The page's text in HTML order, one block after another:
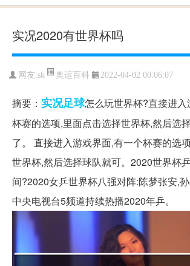
实况2020有世界杯吗
网友:sk 奥运百科 2022-04-02 00:06:07
摘要： 实况足球怎么玩世界杯?直接进
杯赛的选项,里面点击选择世界杯,然后选
了。 直接进入游戏界面,有一个杯赛的选
世界杯,然后选择球队就可。2020世界杯
间?2020女乒世界杯八强对阵:陈梦张安,
中央电视台5频道持续热播2020年乒。